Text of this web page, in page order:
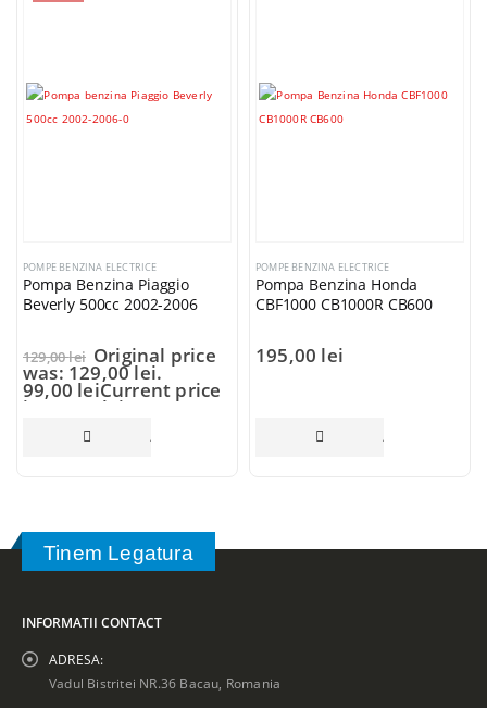
POMPE BENZINA ELECTRICE
Pompa Benzina Piaggio
Beverly 500cc 2002-2006
129,00lei Original price
was: 129,00 lei.
99,00 leiCurrent price
is: 99,00 lei.
ADAUGĂ ÎN COȘ
POMPE BENZINA ELECTRICE
Pompa Benzina Honda
CBF1000 CB1000R CB600
195,00 lei
ADAUGĂ ÎN COȘ
Tinem Legatura
INFORMATII CONTACT
ADRESA:
Vadul Bistritei NR.36 Bacau, Romania